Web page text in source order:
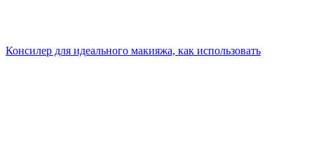
Консилер для идеального макияжа, как использовать